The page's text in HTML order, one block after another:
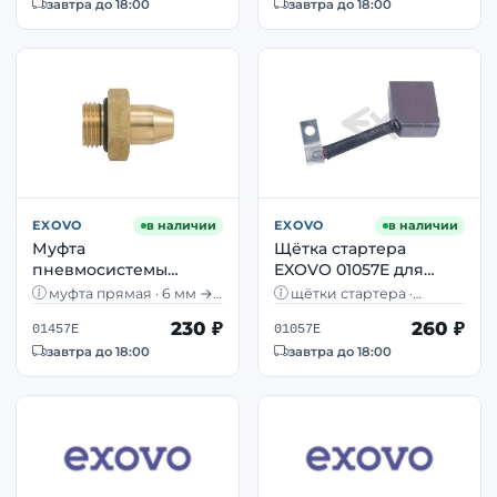
завтра до 18:00 завтра до 18:00
EXOVO в наличии
Муфта
пневмосистемы
прямая EXOVO 01457E
сигнальные линии
муфта прямая · 6 мм →
сигнальные линии
01457E 230 ₽
завтра до 18:00
EXOVO в наличии
Щётка стартера
EXOVO 01057E для
MAN TGA/TGS/TGX,
Scania
щётки стартера ·
TGX · номер 81259216051
01057E 260 ₽
завтра до 18:00